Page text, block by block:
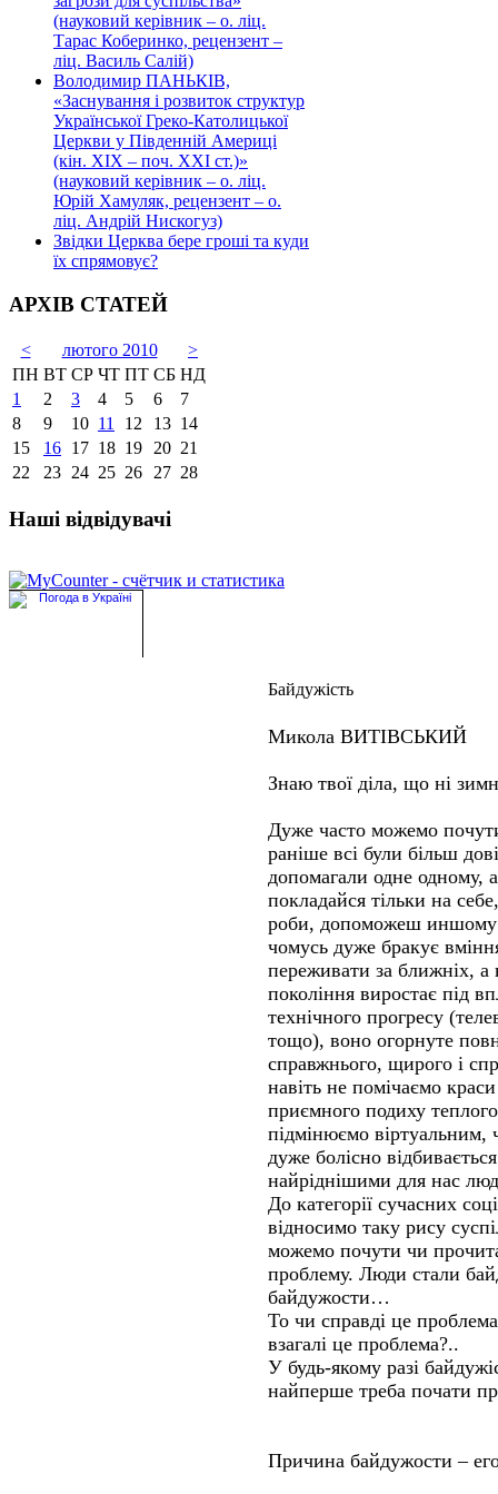
(науковий керівник – о. ліц.
Тарас Коберинко, рецензент –
ліц. Василь Салій)
Володимир ПАНЬКІВ,
«Заснування і розвиток структур
Української Греко-Католицької
Церкви у Південній Америці
(кін. ХІХ – поч. ХХІ ст.)»
(науковий керівник – о. ліц.
Юрій Хамуляк, рецензент – о.
ліц. Андрій Нискогуз)
Звідки Церква бере гроші та куди
їх спрямовує?
АРХІВ СТАТЕЙ
< лютого 2010
>
ПН ВТ СР ЧТ ПТ СБ НД
1
2 3 4 5 6
7
8
9 10 11 12 13 14
15
16 17 18 19 20 21
22
23 24 25 26 27 28
Наші відвідувачі
Байдужість
Микола ВИТІВСЬКИЙ
Знаю твої діла, що ні
Дуже часто можемо
раніше всі були більш
допомагали одне одному,
покладайся тільки на
роби, допоможеш иншому
чомусь дуже бракує
переживати за ближніх,
покоління виростає під
технічного прогресу
тощо), воно огорнуте
справжнього, щирого і
навіть не помічаємо
приємного подиху
підмінюємо віртуальним,
дуже болісно
найріднішими для нас
До категорії сучасних
відносимо таку рису
можемо почути чи
проблему. Люди стали
байдужости…
То чи справді це
взагалі це проблема?..
У будь-якому разі
найперше треба почати
Причина байдужости –